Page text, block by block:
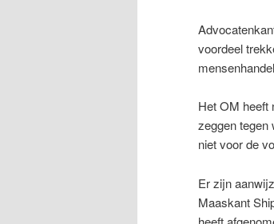
voordeel
Het OM heeft
zeggen tegen
niet voor de
Er zijn
Maaskant